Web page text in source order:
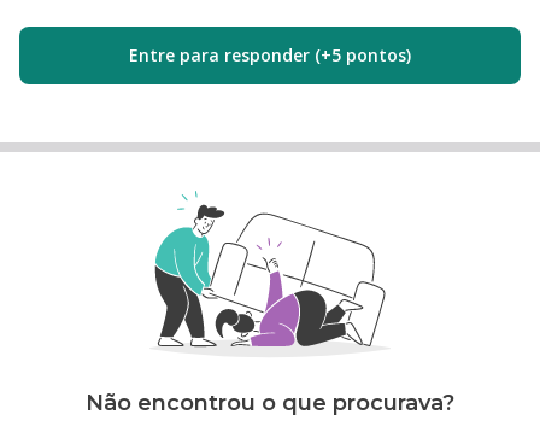
Entre para responder (+5 pontos)
Não encontrou o que procurava?